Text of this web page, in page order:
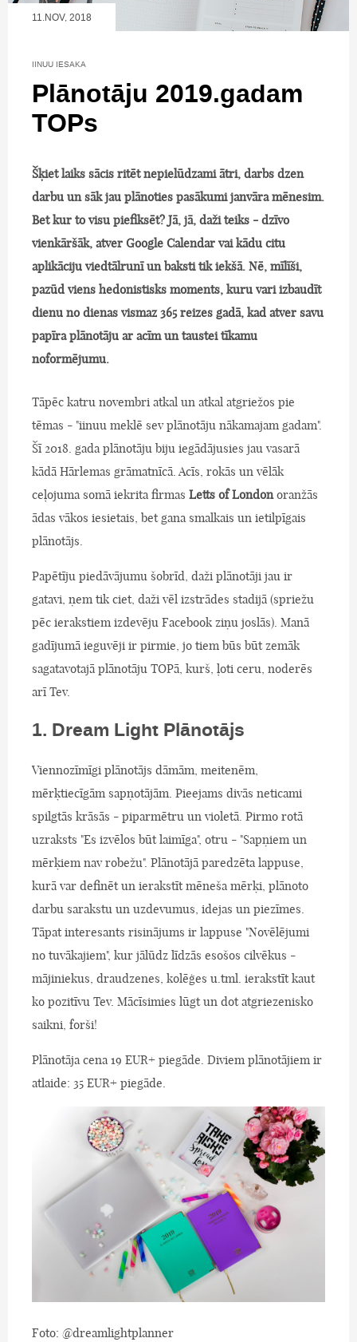
11.NOV, 2018
IINUU IESAKA
Plānotāju 2019.gadam
TOPs
Šķiet laiks sācis ritēt nepielūdzami ātri, darbs dzen
darbu un sāk jau plānoties pasākumi janvāra mēnesim.
Bet kur to visu piefiksēt? Jā, jā, daži teiks - dzīvo
vienkāršāk, atver Google Calendar vai kādu citu
aplikāciju viedtālrunī un baksti tik iekšā. Nē, mīlīši,
pazūd viens hedonistisks moments, kuru vari izbaudīt
dienu no dienas vismaz 365 reizes gadā, kad atver savu
papīra plānotāju ar acīm un taustei tīkamu
noformējumu.
Tāpēc katru novembri atkal un atkal atgriežos pie
tēmas - "iinuu meklē sev plānotāju nākamajam gadam".
Šī 2018. gada plānotāju biju iegādājusies jau vasarā
kādā Hārlemas grāmatnīcā. Acīs, rokās un vēlāk
ceļojuma somā iekrita firmas Letts of Londonoranžās
ādas vākos iesietais, bet gana smalkais un ietilpīgais
plānotājs.
Papētīju piedāvājumu šobrīd, daži plānotāji jau ir
gatavi, ņem tik ciet, daži vēl izstrādes stadijā (spriežu
pēc ierakstiem izdevēju Facebook ziņu joslās). Manā
gadījumā ieguvēji ir pirmie, jo tiem būs būt zemāk
sagatavotajā plānotāju TOPā, kurš, ļoti ceru, noderēs
arī Tev.
1. Dream Light Plānotājs
Viennozīmīgi plānotājs dāmām, meitenēm,
mērķtiecīgām sapņotājām. Pieejams divās neticami
spilgtās krāsās - piparmētru un violetā. Pirmo rotā
uzraksts "Es izvēlos būt laimīga", otru - "Sapņiem un
mērķiem nav robežu". Plānotājā paredzēta lappuse,
kurā var definēt un ierakstīt mēneša mērķi, plānoto
darbu sarakstu un uzdevumus, idejas un piezīmes.
Tāpat interesants risinājums ir lappuse "Novēlējumi
no tuvākajiem", kur jālūdz līdzās esošos cilvēkus -
mājiniekus, draudzenes, kolēģes u.tml. ierakstīt kaut
ko pozitīvu Tev. Mācīsimies lūgt un dot atgriezenisko
saikni, forši!
Plānotāja cena 19 EUR+ piegāde. Diviem plānotājiem ir
atlaide: 35 EUR+ piegāde.
Foto: @dreamlightplanner